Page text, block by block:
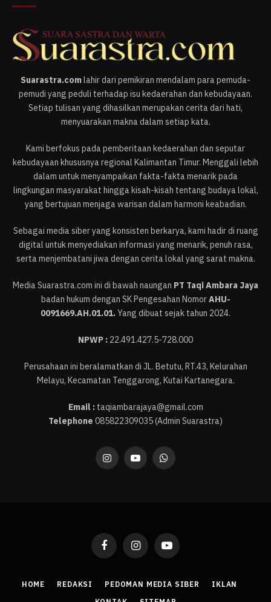
Suarastra.comlahir dari pemikiran mendalam para pemuda-
pemudi yang peduli terhadap isu kedaerahan dan kebudayaan.
Setiap tulisan yang dihasilkan merupakan cerita dari hati,
menyuarakan makna dalam setiap kata.
Kami berfokus pada pemberitaan kedaerahan dan seputar
kebudayaan khususnya regional Kalimantan Timur. Menggali lebih
dalam untuk menyampaikan fakta-fakta menarik pada
lingkungan masyarakat hingga kisah-kisah tentang budaya lokal,
yang bertujuan menjaga warisan dalam harmoni keabadian.
Sebagai media siber yang konsisten berkarya, kami hadir di ruang
digital untuk menyediakan informasi yang menarik, penuh rasa,
serta menjembatani jiwa dengan cerita lokal yang sarat makna.
Media Suarastra.com ini di bawah naungan PT Taqi Ambara Jaya
badan hukum dengan SK Pengesahan NomorAHU-
0091669.AH.01.01.Yang dibuat sejak tahun 2024.
NPWP : 22.491.427.5-728.000
Perusahaan ini beralamatkan di JL. Betutu, RT.43, Kelurahan
Melayu, Kecamatan Tenggarong, Kutai Kartanegara.
Email :taqiambarajaya@gmail.com
Telephone 085822309035 (Admin Suarastra)
InstagramYouTubeWhatsApp
FacebookInstagramYouTube
HOME REDAKSI PEDOMAN MEDIA SIBER
IKLAN